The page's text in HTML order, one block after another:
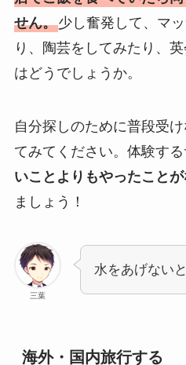
せん。少し奮発して、マ
り、陶芸をしてみたり、
はどうでしょうか。
自分探しのために普段受
てみてください。体験す
いことよりもやったことが
ましょう！
三葉
水をあげない
海外・国内旅行する